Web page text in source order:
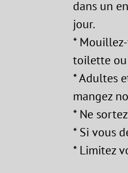
dans un
jour.
*
toilette ou
* Adultes
mangez
* Ne
* Si vous
* Limitez